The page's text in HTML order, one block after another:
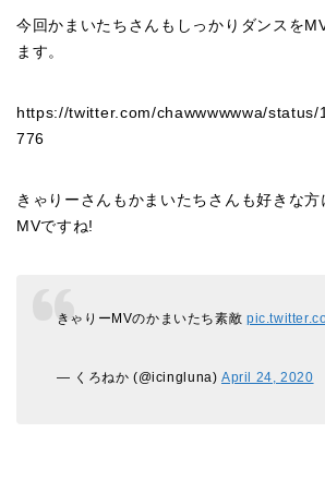
今回かまいたちさんもしっかりダンスを
ます。
https://twitter.com/chawwwwwwa/
776
きゃりーさんもかまいたちさんも好きな
MVですね!
きゃりーMVのかまいたち素敵
— くろねか (@icingluna) April 24, 2020